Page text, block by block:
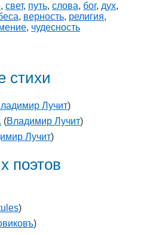
, свет, путь, слова, бог, дух,
, верность, религия,
, чудесность
стихи
Лучит)
(Владимир Лучит)
Лучит)
поэтов
)
)